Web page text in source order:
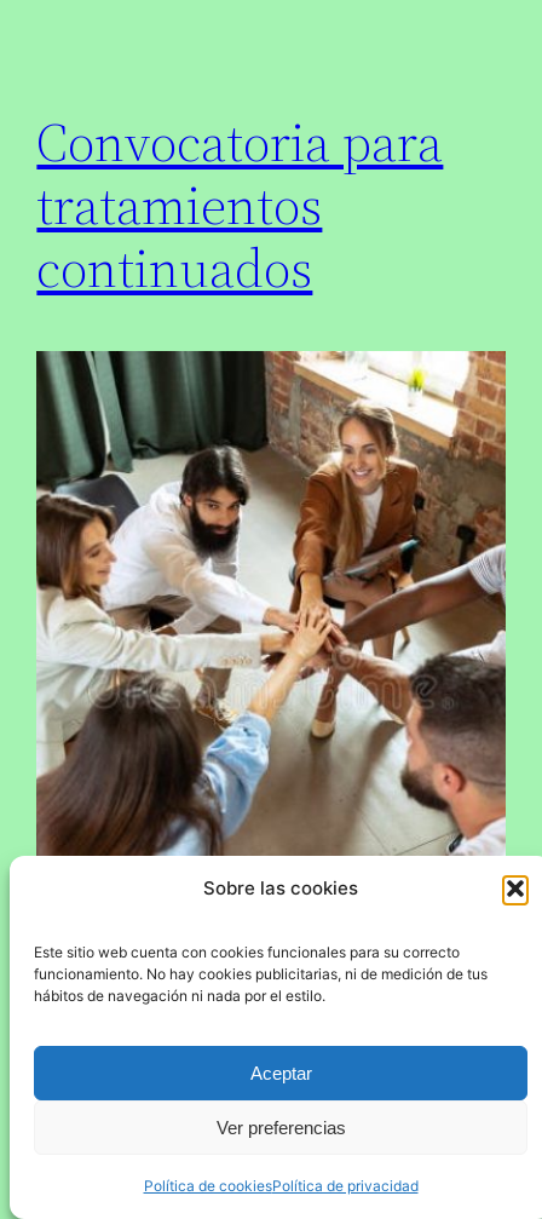
Sobre las cookies
Este sitio web cuenta con cookies funcionales para su correcto
funcionamiento. No hay cookies publicitarias, ni de medición de tus
hábitos de navegación ni nada por el estilo.
Aceptar
Ver preferencias
Política de cookiesPolítica de privacidad
Convocatoria para
tratamientos
continuados
Nos presentamos a la convocatoria de la
Fundación CEPA para impulsar tratamientos
Sabiendo que las coberturas públicas en
salud mental son escasas, presentamos un